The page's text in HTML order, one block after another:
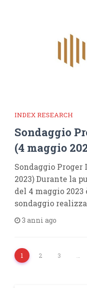
INDEX RESEARCH
Sondaggio
(4 maggio
Sondaggio Proger
2023) Durante la
del 4 maggio
sondaggio
3 anni ago
1 2 3